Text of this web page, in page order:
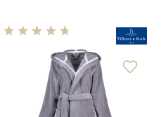
Durchschnittliche Bewertung